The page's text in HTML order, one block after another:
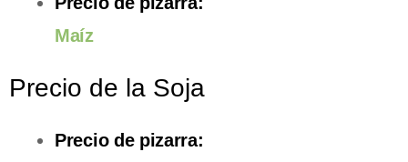
Maíz
Precio de la Soja
Precio de pizarra: